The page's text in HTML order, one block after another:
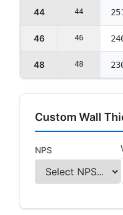
44 44
46 46
48 48
Custom Wall
NPS